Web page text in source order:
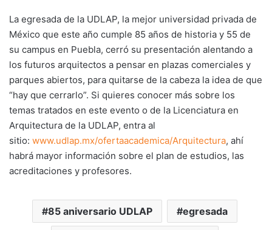
La egresada de la UDLAP, la mejor universidad privada de
México que este año cumple 85 años de historia y 55 de
su campus en Puebla, cerró su presentación alentando a
los futuros arquitectos a pensar en plazas comerciales y
parques abiertos, para quitarse de la cabeza la idea de que
“hay que cerrarlo”. Si quieres conocer más sobre los
temas tratados en este evento o de la Licenciatura en
Arquitectura de la UDLAP, entra al
sitio: www.udlap.mx/ofertaacademica/Arquitectura, ahí
habrá mayor información sobre el plan de estudios, las
acreditaciones y profesores.
85 aniversario UDLAP egresada